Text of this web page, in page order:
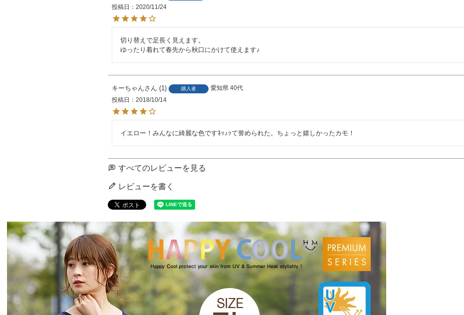
投稿日
2020/11/24
切り替えで足長く見えます。
ゆったり着れて春先から秋口にかけて使えます♪
キーちゃん 1 購入者 愛知県 40代
投稿日
2018/10/14
イエロー！みんなに綺麗な色ですﾈｯ♪ｯて誉められた。ちょっと嬉しかったカモ！
すべてのレビューを見る
レビューを書く